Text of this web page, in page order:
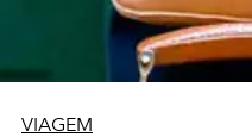
VIAGEM